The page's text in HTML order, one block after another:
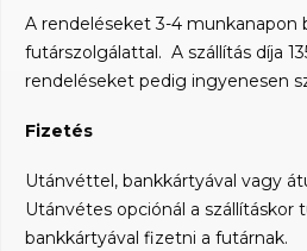
A rendeléseket 3-4 munkanapon
futárszolgálattal. A szállítás díja
rendeléseket pedig ingyenesen
Fizetés
Utánvéttel, bankkártyával vagy
Utánvétes opciónál a szállításkor
bankkártyával fizetni a futárnak.